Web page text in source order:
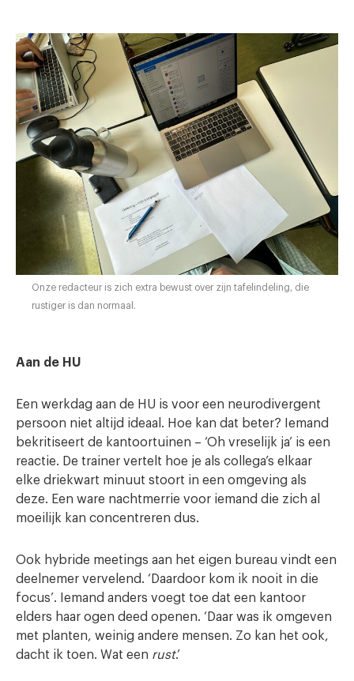
Onze redacteur is zich extra bewust over zijn tafelindeling, die
rustiger is dan normaal.
Aan de HU
Een werkdag aan de HU is voor een neurodivergent
persoon niet altijd ideaal. Hoe kan dat beter? Iemand
bekritiseert de kantoortuinen – ‘Oh vreselijk ja’ is een
reactie. De trainer vertelt hoe je als collega’s elkaar
elke driekwart minuut stoort in een omgeving als
deze. Een ware nachtmerrie voor iemand die zich al
moeilijk kan concentreren dus.
Ook hybride meetings aan het eigen bureau vindt een
deelnemer vervelend. ‘Daardoor kom ik nooit in die
focus’. Iemand anders voegt toe dat een kantoor
elders haar ogen deed openen. ‘Daar was ik omgeven
met planten, weinig andere mensen. Zo kan het ook,
dacht ik toen. Wat een rust.’